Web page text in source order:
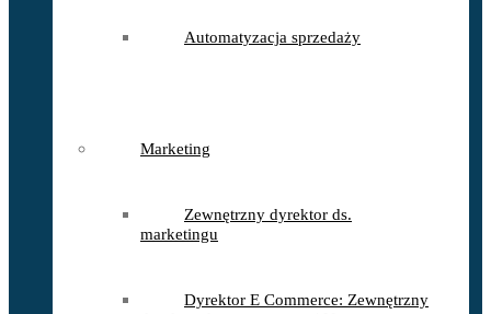
Automatyzacja sprzedaży
Marketing
Zewnętrzny dyrektor ds.
marketingu
Dyrektor E Commerce: Zewnętrzny